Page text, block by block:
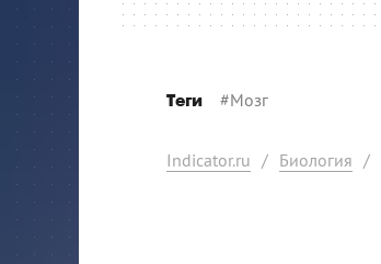
Теги #Мозг
Indicator.ru / Биология /